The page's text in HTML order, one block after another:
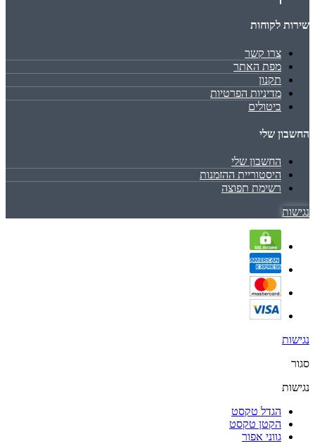
שירות לקוחות
צרו קשר
מפת האתר
תקנון
מדיניות הפרטיות
ביטולים
החשבון שלי
החשבון שלי
היסטוריית ההזמנות
רשימת תפוצה
נגישות
נגישות
סגור
נגישות
הגדל טקסט
הקטן טקסט
גווני אפור